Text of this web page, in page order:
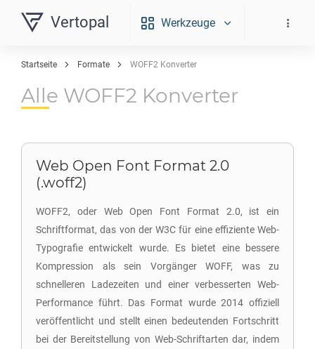
Vertopal Werkzeuge
Startseite Formate WOFF2 Konverter
Alle WOFF2 Konverter
Web Open Font Format 2.0
(.woff2)
WOFF2, oder Web Open Font Format 2.0, ist ein
Schriftformat, das von der W3C für eine effiziente Web-
Typografie entwickelt wurde. Es bietet eine bessere
Kompression als sein Vorgänger WOFF, was zu
schnelleren Ladezeiten und einer verbesserten Web-
Performance führt. Das Format wurde 2014 offiziell
veröffentlicht und stellt einen bedeutenden Fortschritt
bei der Bereitstellung von Web-Schriftarten dar, indem